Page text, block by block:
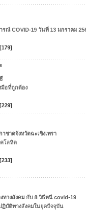
รณ์ COVID-19 วันที่ 13 มกราคม
อที่ถูกต้อง
ชาดจังหวัดฉะเชิงเทรา
โลหิต
งทางสังคม กับ 8 วิธีหนี covid-19
บัติทางสังคมในยุคปัจจุบัน